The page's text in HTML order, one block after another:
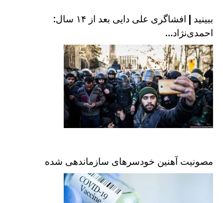
ببینید | افشاگری علی دایی بعد از ۱۴ سال:
احمدی‌نژاد…
مصونیت آهنین خودسرهای سازماندهی شده